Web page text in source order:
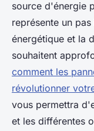
source d'énergie
représente un
énergétique et la
souhaitent
comment les
révolutionner
vous permettra
et les différentes